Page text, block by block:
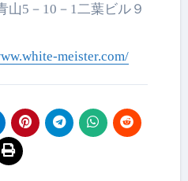
山5－10－1二葉ビル９
meister.com/